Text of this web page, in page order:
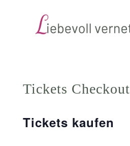
Tickets Checkout
Tickets kaufen